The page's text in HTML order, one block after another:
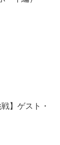
】ゲスト・